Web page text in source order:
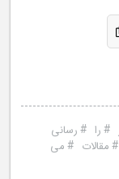
#را #رسانی
#مقالات #می